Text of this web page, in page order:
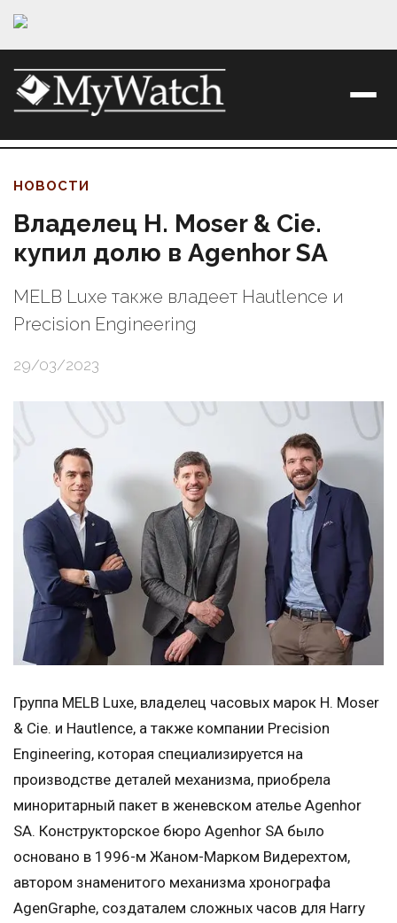
НОВОСТИ
Владелец H. Moser & Cie.
купил долю в Agenhor SA
MELB Luxe также владеет Hautlence и
Precision Engineering
29/03/2023
Группа MELB Luxe, владелец часовых марок H. Moser
& Cie. и Hautlence, а также компании Precision
Engineering, которая специализируется на
производстве деталей механизма, приобрела
миноритарный пакет в женевском ателье Agenhor
SA. Конструкторское бюро Agenhor SA было
основано в 1996-м Жаном-Марком Видерехтом,
автором знаменитого механизма хронографа
AgenGraphe, создаталем сложных часов для Harry